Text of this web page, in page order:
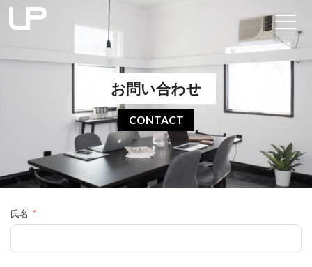
お問い合わせ
CONTACT
氏名